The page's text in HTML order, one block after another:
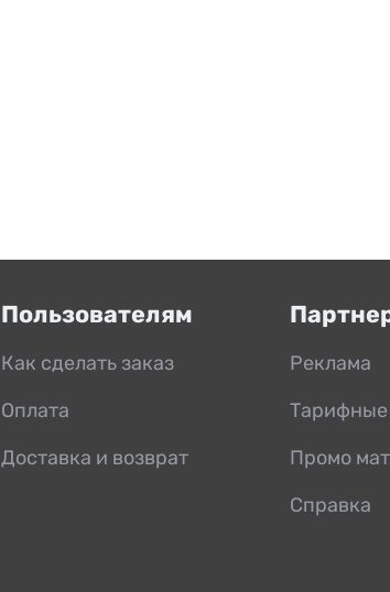
Пользователям
Как сделать заказ
Оплата
Доставка и возврат
Реклама
Промо
Справка